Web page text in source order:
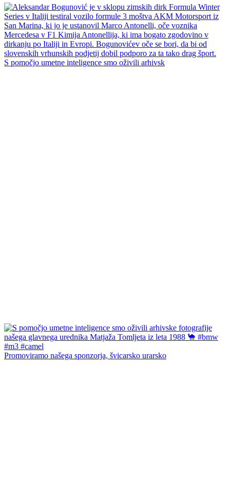
S pomočjo umetne inteligence smo oživili arhivsk
Promoviramo našega sponzorja, švicarsko urarsko